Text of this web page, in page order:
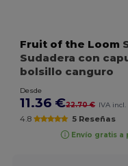
Fruit of the Loom
Sudadera con
bolsillo canguro
Desde
11.36 €22.70 € IVA incl.
4.8 5 Reseñas
Envío gratis a